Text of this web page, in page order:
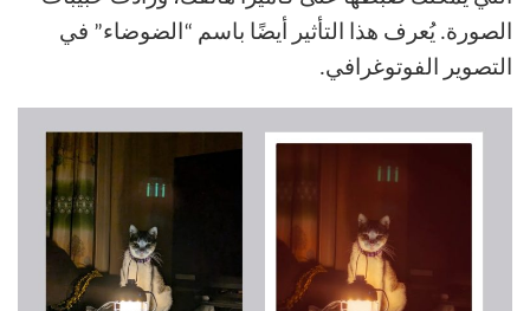
الصورة. يُعرف هذا التأثير أيضًا باسم “الضوضاء” في
التصوير الفوتوغرافي.